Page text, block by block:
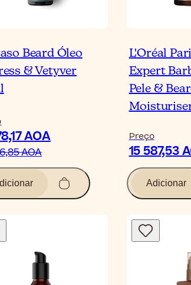
Beard Óleo
& Vetyver
AOA
AOA
L'Oréal
Expert
Pele &
Preço
15 587,53
Adicionar